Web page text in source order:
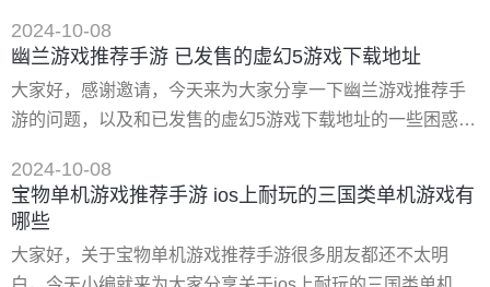
助大家，解决大家的一些困惑，下面一起来看看吧！ 一、全
是美女的卡牌类手游有哪些 *火爆十分有趣的都是美女角色的
卡牌类型的手游是有哪些？玩家在这篇*火爆的全是美女的卡
牌类手游盘点就放置了很多***的，所存在的美女都是*精美的
2024-10-08
幽兰游戏推荐手游 已发售的虚幻5游戏下载地址
大家好，感谢邀请，今天来为大家分享一下幽兰游戏推荐手
游的问题，以及和已发售的虚幻5游戏下载地址的一些困惑，
家分享，希望可以帮助到大家，解决大家的问题，下面就开
始吧！ 一、仙侠手游女生名字 仙侠手游女生名字推荐： 1.凌
轻盈地移动，展现出优雅和从容。“凌波&rdquo
2024-10-08
宝物单机游戏推荐手游 ios上耐玩的三国类单机游戏有
哪些
大家好，关于宝物单机游戏推荐手游很多朋友都还不太明